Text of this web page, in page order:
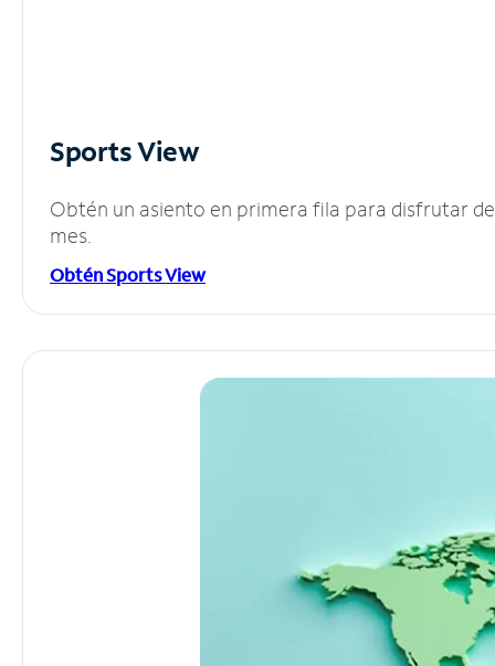
Sports View
Obtén un asiento en primera fila para disfrutar
mes.
Obtén Sports View